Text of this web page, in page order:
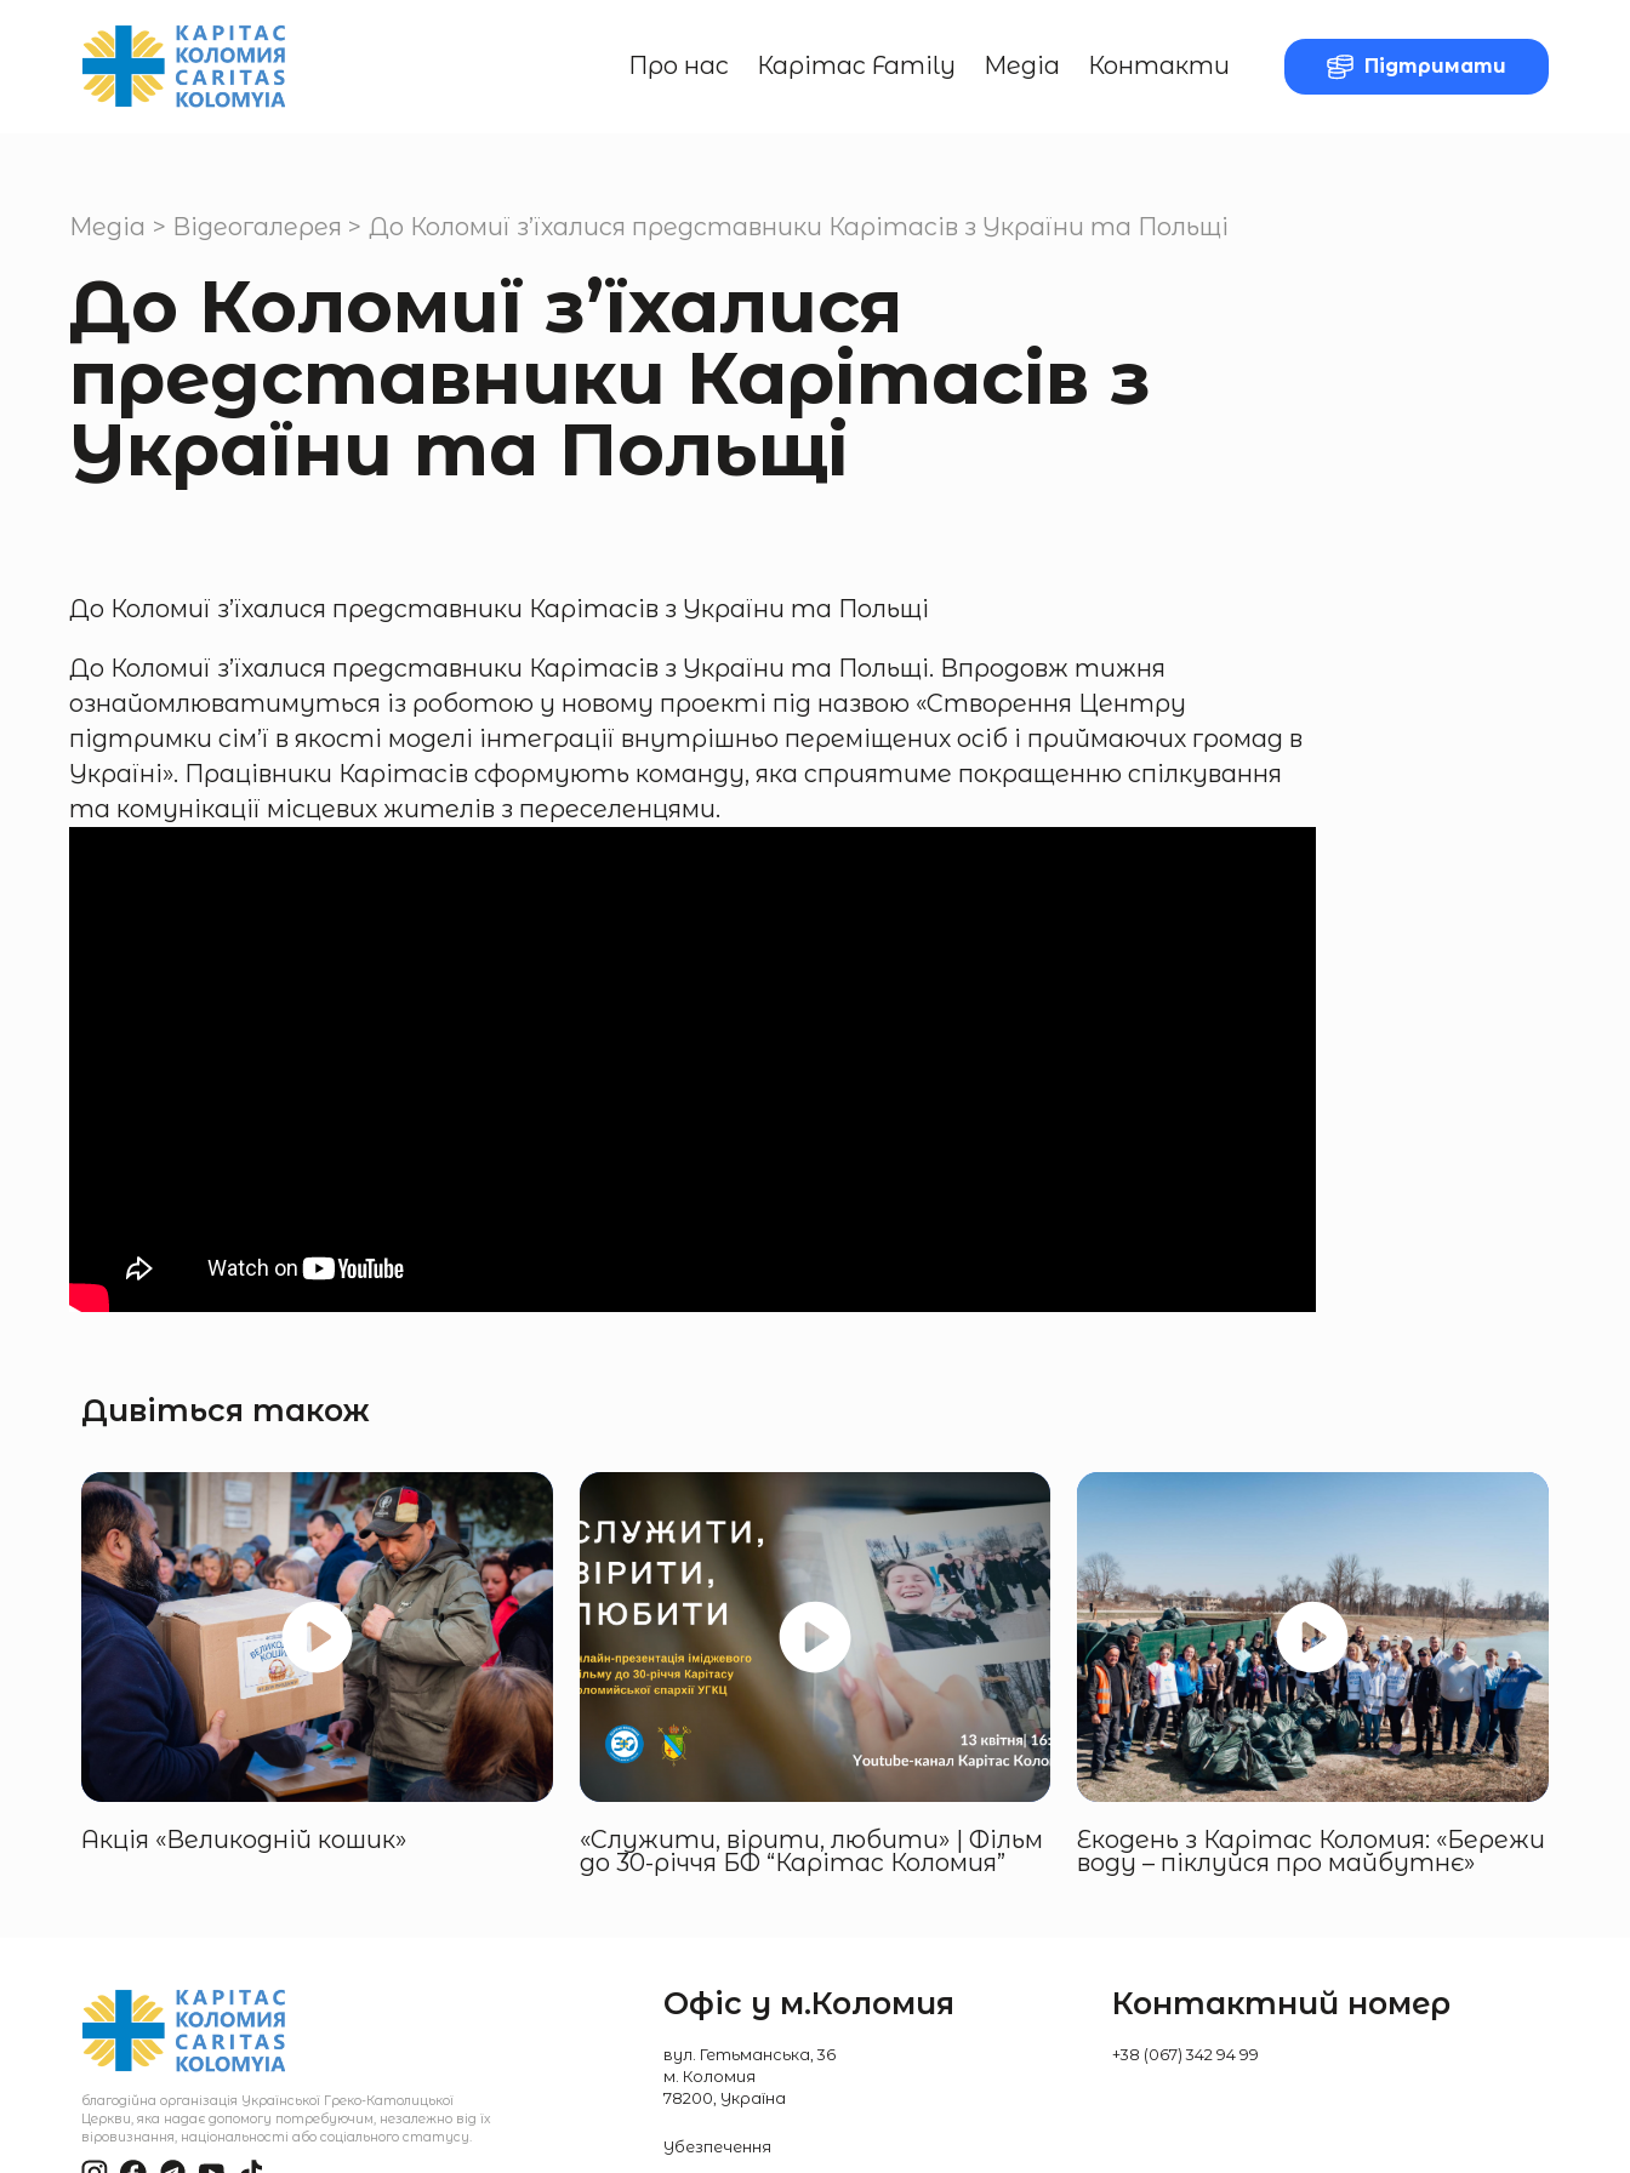
Про нас Карітас Family Медіа Контакти Підтримати
Медіа > Відеогалерея > До Коломиї з’їхалися представники Карітасів з України та Польщі
До Коломиї з’їхалися
представники Карітасів з
України та Польщі
До Коломиї з’їхалися представники Карітасів з України та Польщі
До Коломиї з’їхалися представники Карітасів з України та Польщі. Впродовж тижня
ознайомлюватимуться із роботою у новому проекті під назвою «Створення Центру
підтримки сім’ї в якості моделі інтеграції внутрішньо переміщених осіб і приймаючих громад в
Україні». Працівники Карітасів сформують команду, яка сприятиме покращенню спілкування
та комунікації місцевих жителів з переселенцями.
Дивіться також
Акція «Великодній кошик» «Служити, вірити, любити» | Фільм
до 30-річчя БФ “Карітас Коломия”
Екодень з Карітас Коломия: «Бережи
воду – піклуйся про майбутнє»
благодійна організація Української Греко-Католицької
Церкви, яка надає допомогу потребуючим, незалежно від їх
віровизнання, національності або соціального статусу.
Офіс у м.Коломия
вул. Гетьманська, 36
м. Коломия
78200, Україна
Убезпечення
Контактний номер
+38 (067) 342 94 99